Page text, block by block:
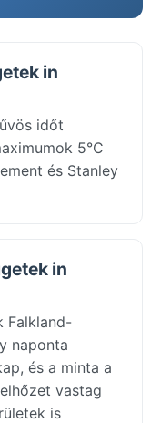
in
időt
5°C
és Stanley
in
Falkland-
naponta
és a minta a
vastag
is